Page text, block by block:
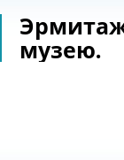
музею.